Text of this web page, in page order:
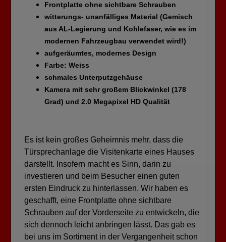
Frontplatte ohne sichtbare Schrauben
witterungs- unanfälliges Material (Gemisch
aus AL-Legierung und Kohlefaser, wie es im
modernen Fahrzeugbau verwendet wird!)
aufgeräumtes, modernes Design
Farbe: Weiss
schmales Unterputzgehäuse
Kamera mit sehr großem Blickwinkel (178
Grad) und 2.0 Megapixel HD Qualität
Es ist kein großes Geheimnis mehr, dass die
Türsprechanlage die Visitenkarte eines Hauses
darstellt. Insofern macht es Sinn, darin zu
investieren und beim Besucher einen guten
ersten Eindruck zu hinterlassen. Wir haben es
geschafft, eine Frontplatte ohne sichtbare
Schrauben auf der Vorderseite zu entwickeln, die
sich dennoch leicht anbringen lässt. Das gab es
bei uns im Sortiment in der Vergangenheit schon